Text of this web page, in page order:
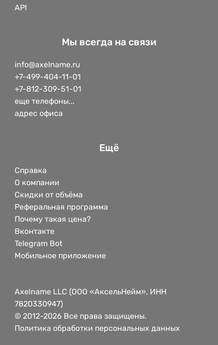
API
Мы всегда на связи
info@axelname.ru
+7-499-404-11-01
+7-812-309-51-01
еще телефоны...
адрес офиса
Ещё
Справка
О компании
Скидки от объёма
Реферальная программа
Почему такая цена?
Вконтакте
Telegram Bot
Мобильное приложение
Axelname LLC (ООО «АксельНейм», ИНН
7820330947)
© 2012-2026 Все права защищены.
Политика обработки персональных данных